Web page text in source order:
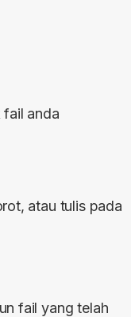
fail anda
atau tulis pada
fail yang telah